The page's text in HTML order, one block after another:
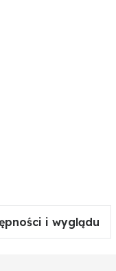
i wyglądu